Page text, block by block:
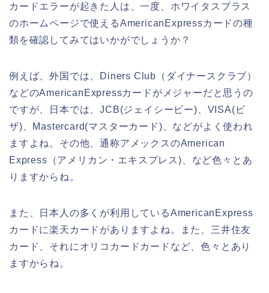
カードエラーが起きた人は、一度、ホワイタスプラス
のホームページで使えるAmericanExpressカードの種
類を確認してみてはいかがでしょうか？
例えば、外国では、Diners Club（ダイナースクラブ）
などのAmericanExpressカードがメジャーだと思うの
ですが、日本では、JCB(ジェイシービー)、VISA(ビ
ザ)、Mastercard(マスターカード)、などがよく使われ
ますよね。その他、通称アメックスのAmerican
Express（アメリカン・エキスプレス)、など色々とあ
りますからね。
また、日本人の多くが利用しているAmericanExpress
カードに楽天カードがありますよね。また、三井住友
カード、それにオリコカードカードなど、色々とあり
ますからね。